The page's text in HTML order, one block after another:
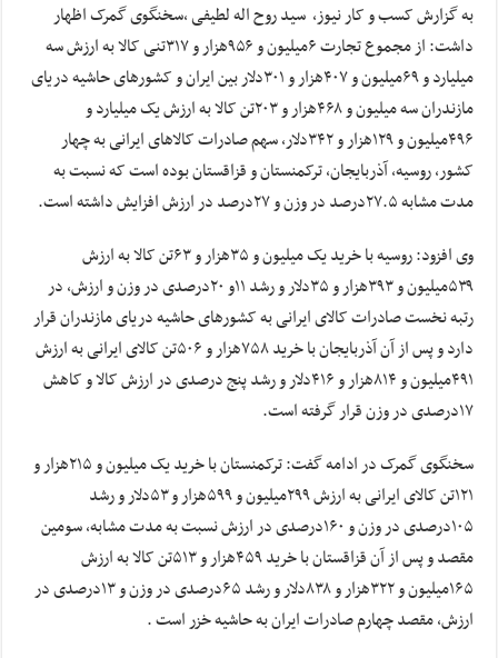
به گزارش کسب و کار نیوز، سید روح اله لطیفی ،سخنگوی گمرک اظهار
داشت: از مجموع تجارت ۶میلیون و ۹۵۶هزار و ۳۱۷تنی کالا به ارزش سه
میلیارد و ۶۹میلیون و ۴۰۷هزار و ۳۰۱دلار بین ایران و کشورهای حاشیه دریای
مازندران سه میلیون و ۴۶۸هزار و ۲۰۳تن کالا به ارزش یک میلیارد و
۴۹۶میلیون و ۱۲۹هزار و ۳۴۲دلار، سهم صادرات کالاهای ایرانی به چهار
کشور، روسیه، آذربایجان، ترکمنستان و قزاقستان بوده است که نسبت به
مدت مشابه ۲۷.۵درصد در وزن و ۲۷درصد در ارزش افزایش داشته است.
وی افزود: روسیه با خرید یک میلیون و ۳۵هزار و ۶۳تن کالا به ارزش
۵۳۹میلیون و ۳۹۳هزار و ۳۵دلار و رشد ۱۱و ۲۰درصدی در وزن و ارزش، در
رتبه نخست صادرات کالای ایرانی به کشورهای حاشیه دریای مازندران قرار
دارد و پس از آن آذربایجان با خرید ۷۵۸هزار و ۵۰۶تن کالای ایرانی به ارزش
۴۹۱میلیون و ۸۱۴هزار و ۴۱۶دلار و رشد پنج درصدی در ارزش کالا و کاهش
۱۷درصدی در وزن قرار گرفته است.
سخنگوی گمرک در ادامه گفت: ترکمنستان با خرید یک میلیون و ۲۱۵هزار و
۱۲۱تن کالای ایرانی به ارزش ۲۹۹میلیون و ۵۹۹هزار و ۵۳دلار و رشد
۱۰۵درصدی در وزن و ۱۶۰درصدی در ارزش نسبت به مدت مشابه، سومین
مقصد و پس از آن قزاقستان با خرید ۴۵۹هزار و ۵۱۳تن کالا به ارزش
۱۶۵میلیون و ۳۲۲هزار و ۸۳۸دلار و رشد ۶۵درصدی در وزن و ۱۳درصدی در
ارزش، مقصد چهارم صادرات ایران به حاشیه خزر است .